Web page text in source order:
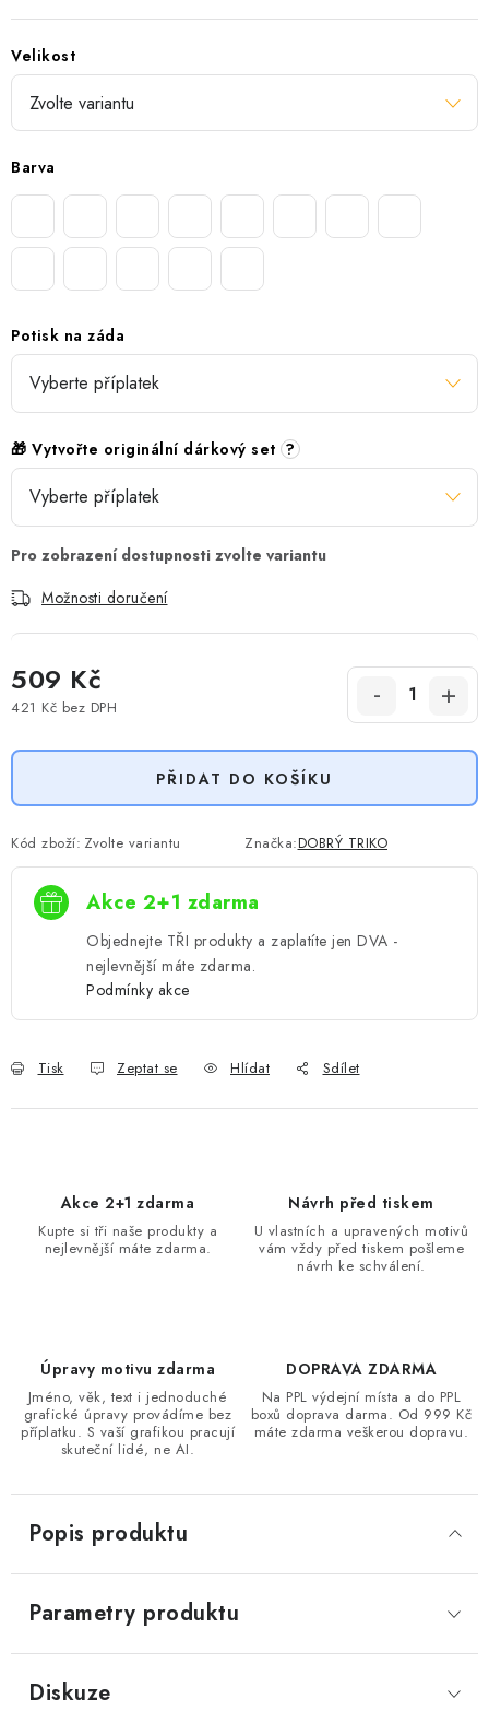
Velikost
Barva
Potisk na záda
🎁 Vytvořte originální dárkový set ?
Možnosti doručení
509 Kč
421 Kč bez DPH
PŘIDAT DO KOŠÍKU
Kód zboží: Zvolte variantu Značka:DOBRÝ TRIKO
Akce 2+1 zdarma
Objednejte TŘI produkty a zaplatíte jen DVA -
nejlevnější máte zdarma.
Podmínky akce
Tisk Zeptat se Hlídat Sdílet
Akce 2+1 zdarma
Kupte si tři naše produkty a
nejlevnější máte zdarma.
Návrh před tiskem
U vlastních a upravených motivů
vám vždy před tiskem pošleme
návrh ke schválení.
Úpravy motivu zdarma
Jméno, věk, text i jednoduché
grafické úpravy provádíme bez
příplatku. S vaší grafikou pracují
skuteční lidé, ne AI.
DOPRAVA ZDARMA
Na PPL výdejní místa a do PPL
boxů doprava darma. Od 999 Kč
máte zdarma veškerou dopravu.
Popis produktu
Parametry produktu
Diskuze